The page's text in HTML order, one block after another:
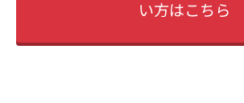
い方はこちら